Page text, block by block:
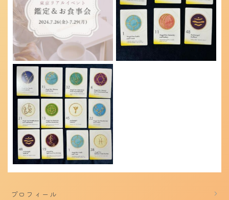
プロフィール